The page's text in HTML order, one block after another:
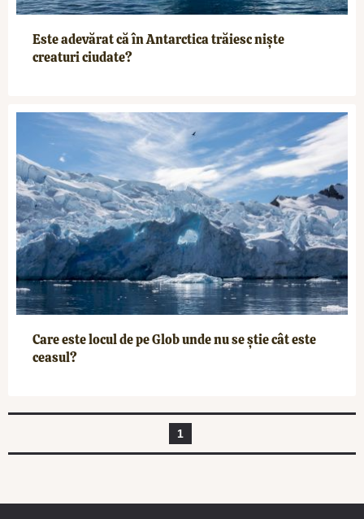
Este adevărat că în Antarctica trăiesc niște
creaturi ciudate?
Care este locul de pe Glob unde nu se știe cât este
ceasul?
1